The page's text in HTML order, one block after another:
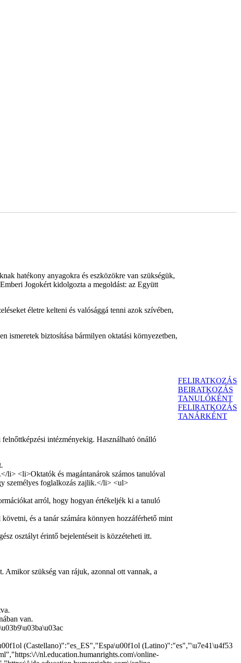
hatékony anyagokra és eszközökre van szükségük,
Jogokért kidolgozta a megoldást: az Együtt
életre kelteni és valósággá tenni azok szívében,
ismeretek biztosítása bármilyen oktatási környezetben,
intézményekig. Használható önálló
FELIRATKOZÁS
BEIRATKOZÁS
TANULÓKÉNT
FELIRATKOZÁS
TANÁRKÉNT
van.
(Castellano)":"es_ES","Espa\u00f1ol (Latino)":"es","\u7e41\u4f53
\/nl.education.humanrights.com\/online-